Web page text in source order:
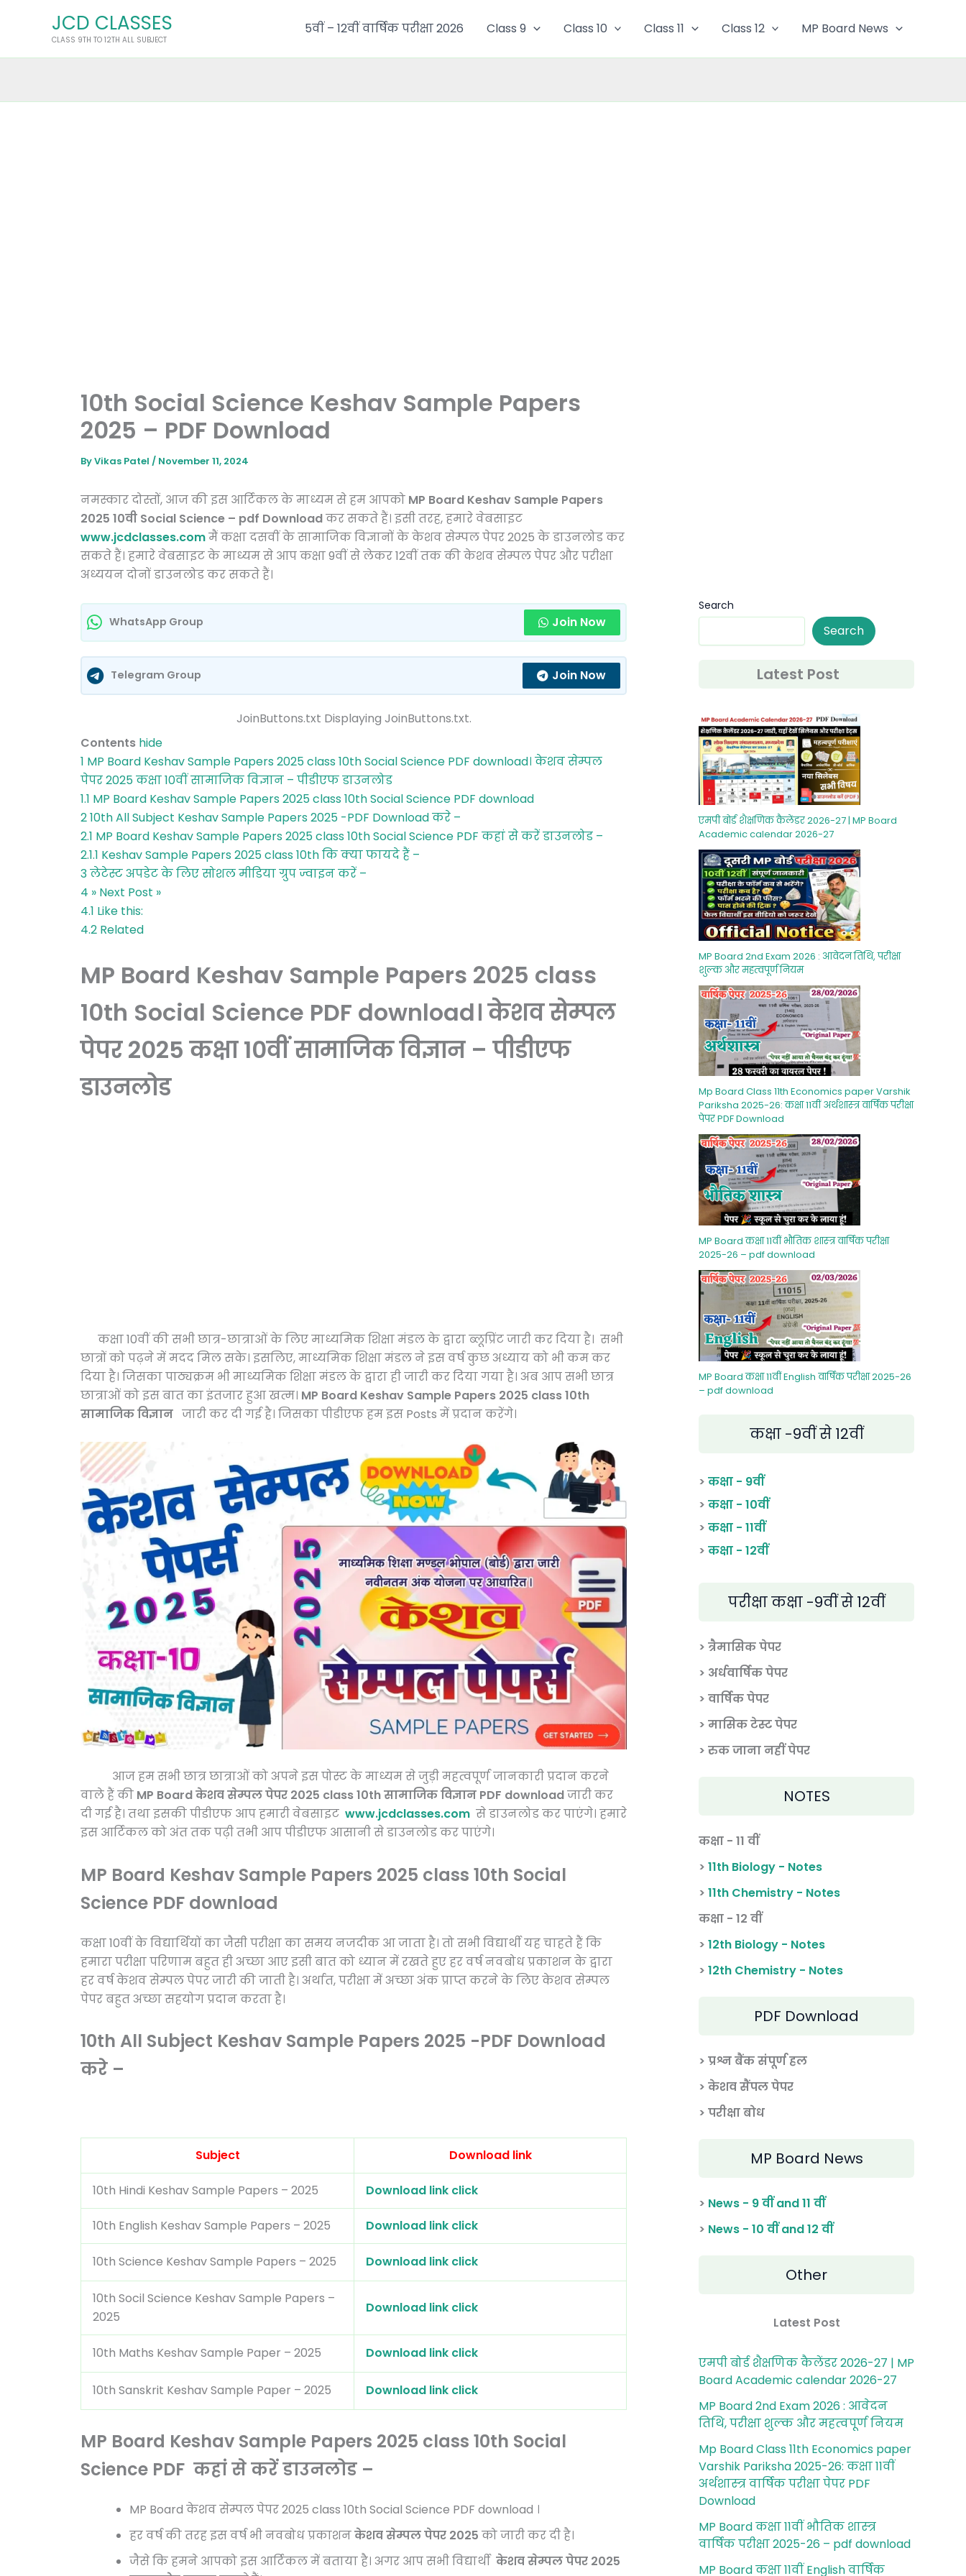
JCD CLASSES
CLASS 9TH TO 12TH ALL SUBJECT
5वीं – 12वीं वार्षिक परीक्षा 2026 Class 9 Class 10 Class 11 Class 12 MP Board News
10th Social Science Keshav Sample Papers
2025 – PDF Download
ByVikas Patel / November 11, 2024
नमस्कार दोस्तों, आज की इस आर्टिकल के माध्यम से हम आपको MP Board Keshav Sample Papers
2025 10वी Social Science – pdf Downloadकर सकते हैं। इसी तरह, हमारे वेबसाइट
www.jcdclasses.comमैं कक्षा दसवीं के सामाजिक विज्ञानों के केशव सेम्पल पेपर 2025 के डाउनलोड कर
सकते हैं। हमारे वेबसाइट के माध्यम से आप कक्षा 9वीं से लेकर 12वीं तक की केशव सेम्पल पेपर और परीक्षा
अध्ययन दोनों डाउनलोड कर सकते हैं।
WhatsApp Group Join Now
Telegram Group Join Now
JoinButtons.txt Displaying JoinButtons.txt.
Contents hide
1 MP Board Keshav Sample Papers 2025 class 10th Social Science PDF download। केशव सेम्पल
पेपर 2025 कक्षा 10वीं सामाजिक विज्ञान – पीडीएफ डाउनलोड
1.1 MP Board Keshav Sample Papers 2025 class 10th Social Science PDF download
210th All Subject Keshav Sample Papers 2025 -PDF Download करे –
2.1 MP Board Keshav Sample Papers 2025 class 10th Social Science PDF कहां से करें डाउनलोड –
2.1.1 Keshav Sample Papers 2025 class 10th कि क्या फायदे हैं –
3लेटेस्ट अपडेट के लिए सोशल मीडिया ग्रुप ज्वाइन करें –
4 » Next Post »
4.1 Like this:
4.2 Related
MP Board Keshav Sample Papers 2025 class
10th Social Science PDF download। केशव सेम्पल
पेपर 2025 कक्षा 10वीं सामाजिक विज्ञान – पीडीएफ
डाउनलोड
कक्षा 10वीं की सभी छात्र-छात्राओं के लिए माध्यमिक शिक्षा मंडल के द्वारा ब्लूप्रिंट जारी कर दिया है। सभी
छात्रों को पढ़ने में मदद मिल सके। इसलिए, माध्यमिक शिक्षा मंडल ने इस वर्ष कुछ अध्याय को भी कम कर
दिया है। जिसका पाठ्यक्रम भी माध्यमिक शिक्षा मंडल के द्वारा ही जारी कर दिया गया है। अब आप सभी छात्र
छात्राओं को इस बात का इंतजार हुआ खत्म। MP Board Keshav Sample Papers 2025 class 10th
सामाजिक विज्ञान जारी कर दी गई है। जिसका पीडीएफ हम इस Posts में प्रदान करेंगे।
आज हम सभी छात्र छात्राओं को अपने इस पोस्ट के माध्यम से जुड़ी महत्वपूर्ण जानकारी प्रदान करने
वाले हैं की MP Board केशव सेम्पल पेपर 2025 class 10th सामाजिक विज्ञान PDF downloadजारी कर
दी गई है। तथा इसकी पीडीएफ आप हमारी वेबसाइट www.jcdclasses.com से डाउनलोड कर पाएंगे। हमारे
इस आर्टिकल को अंत तक पढ़ी तभी आप पीडीएफ आसानी से डाउनलोड कर पाएंगे।
MP Board Keshav Sample Papers 2025 class 10th Social
Science PDF download
कक्षा 10वीं के विद्यार्थियों का जैसी परीक्षा का समय नजदीक आ जाता है। तो सभी विद्यार्थी यह चाहते हैं कि
हमारा परीक्षा परिणाम बहुत ही अच्छा आए इसी बात को ध्यान में रखते हुए हर वर्ष नवबोध प्रकाशन के द्वारा
हर वर्ष केशव सेम्पल पेपर जारी की जाती है। अर्थात, परीक्षा में अच्छा अंक प्राप्त करने के लिए केशव सेम्पल
पेपर बहुत अच्छा सहयोग प्रदान करता है।
10th All Subject Keshav Sample Papers 2025 -PDF Download
करे –
Subject Download link
10th Hindi Keshav Sample Papers – 2025 Download link click
10th English Keshav Sample Papers – 2025 Download link click
10th Science Keshav Sample Papers – 2025 Download link click
10th Socil Science Keshav Sample Papers –
2025
Download link click
10th Maths Keshav Sample Paper – 2025 Download link click
10th Sanskrit Keshav Sample Paper – 2025 Download link click
MP Board Keshav Sample Papers 2025 class 10th Social
Science PDF कहां से करें डाउनलोड –
MP Board केशव सेम्पल पेपर 2025 class 10th Social Science PDF download ।
हर वर्ष की तरह इस वर्ष भी नवबोध प्रकाशनकेशव सेम्पल पेपर 2025 को जारी कर दी है।
जैसे कि हमने आपको इस आर्टिकल में बताया है। अगर आप सभी विद्यार्थी केशव सेम्पल पेपर 2025
Search
Search
Latest Post
एमपी बोर्ड शैक्षणिक कैलेंडर 2026-27 | MP Board
Academic calendar 2026-27
MP Board 2nd Exam 2026 : आवेदन तिथि, परीक्षा
शुल्‍क और महत्‍वपूर्ण नियम
Mp Board Class 11th Economics paper Varshik
Pariksha 2025-26: कक्षा 11वीं अर्थशास्‍त्र वार्षिक परीक्षा
पेपर PDF Download
MP Board कक्षा 11वीं भौतिक शास्‍त्र वार्षिक परीक्षा
2025-26 – pdf download
MP Board कक्षा 11वीं English वार्षिक परीक्षा 2025-26
– pdf download
कक्षा -9वीं से 12वीं
> कक्षा - 9वीं
> कक्षा - 10वीं
> कक्षा - 11वीं
> कक्षा - 12वीं
परीक्षा कक्षा -9वीं से 12वीं
> त्रैमासिक पेपर
> अर्धवार्षिक पेपर
> वार्षिक पेपर
> मासिक टेस्ट पेपर
> रुक जाना नहीं पेपर
NOTES
कक्षा - 11 वीं
> 11th Biology - Notes
> 11th Chemistry - Notes
कक्षा - 12 वीं
> 12th Biology - Notes
> 12th Chemistry - Notes
PDF Download
> प्रश्न बैंक संपूर्ण हल
> केशव सैंपल पेपर
> परीक्षा बोध
MP Board News
> News - 9 वीं and 11 वीं
> News - 10 वीं and 12 वीं
Other
Latest Post
एमपी बोर्ड शैक्षणिक कैलेंडर 2026-27 | MP
Board Academic calendar 2026-27
MP Board 2nd Exam 2026 : आवेदन
तिथि, परीक्षा शुल्‍क और महत्‍वपूर्ण नियम
Mp Board Class 11th Economics paper
Varshik Pariksha 2025-26: कक्षा 11वीं
अर्थशास्‍त्र वार्षिक परीक्षा पेपर PDF
Download
MP Board कक्षा 11वीं भौतिक शास्‍त्र
वार्षिक परीक्षा 2025-26 – pdf download
MP Board कक्षा 11वीं English वार्षिक